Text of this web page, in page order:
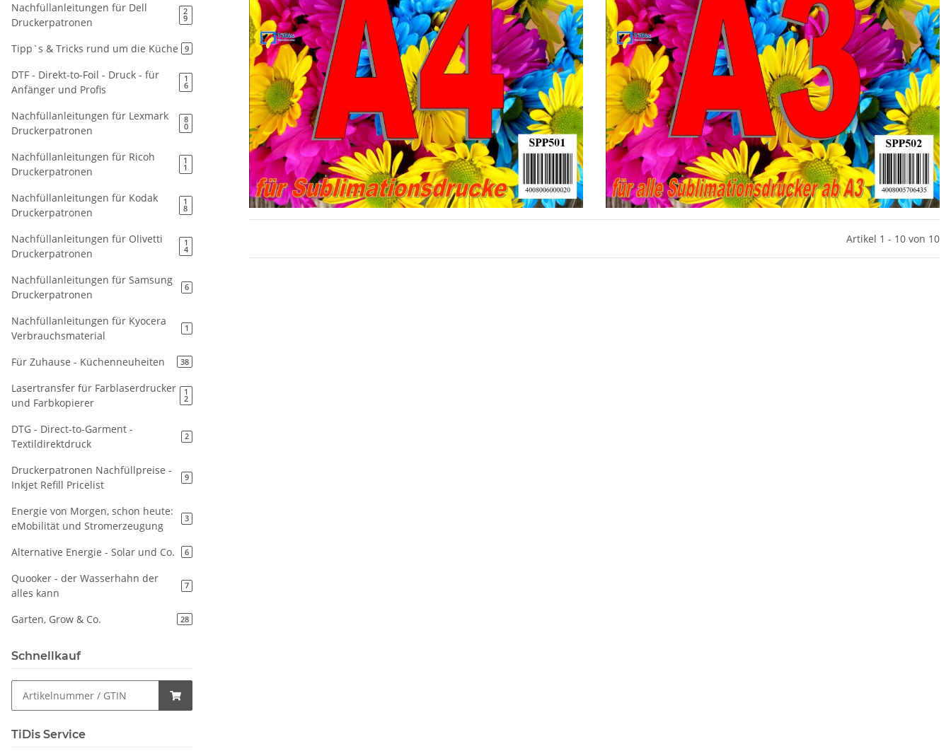
Artikel 1 - 10 von 10
Nachfüllanleitungen für Dell
Druckerpatronen
2
9
Tipp`s & Tricks rund um die Küche 9
DTF - Direkt-to-Foil - Druck - für
Anfänger und Profis
1
6
Nachfüllanleitungen für Lexmark
Druckerpatronen
8
0
Nachfüllanleitungen für Ricoh
Druckerpatronen
1
1
Nachfüllanleitungen für Kodak
Druckerpatronen
1
8
Nachfüllanleitungen für Olivetti
Druckerpatronen
1
4
Nachfüllanleitungen für Samsung
Druckerpatronen
6
Nachfüllanleitungen für Kyocera
Verbrauchsmaterial
1
Für Zuhause - Küchenneuheiten 38
Lasertransfer für Farblaserdrucker
und Farbkopierer
1
2
DTG - Direct-to-Garment -
Textildirektdruck
2
Druckerpatronen Nachfüllpreise -
Inkjet Refill Pricelist
9
Energie von Morgen, schon heute:
eMobilität und Stromerzeugung
3
Alternative Energie - Solar und Co. 6
Quooker - der Wasserhahn der
alles kann
7
Garten, Grow & Co. 28
Schnellkauf
TiDis Service